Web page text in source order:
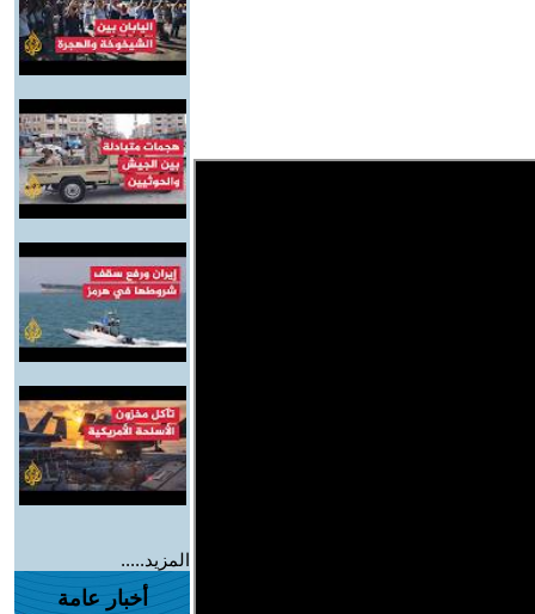
المزيد.....
أخبار عامة